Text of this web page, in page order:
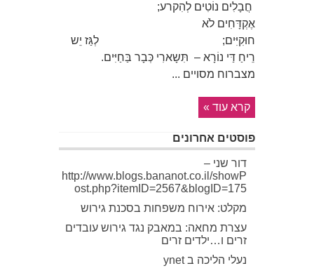
חֲבָלִים נוֹטִים לְהִקרע;
אֶקְדָּחִים לֹא
חוּקִיִּים; לְגַּז יֵש
רֵיחַ דַּי נוֹרָא – תִּשָארִי כְּבָר בַּחַיִּים.
מצברוח מסויים ...
קרא עוד »
פוסטים אחרונים
דור שני –
http://www.blogs.bananot.co.il/showP
ost.php?itemID=2567&blogID=175
מקלט: אירוח משפחות בסכנת גירוש
עצרת מחאה: במאבק נגד גירוש עובדים
זרים ו…ילדים זרים
נעלי הליכה ב ynet